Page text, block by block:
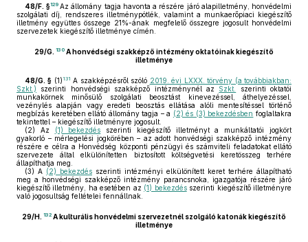
48/F. §129 Az állomány tagja havonta a részére járó alapilletmény, honvédelmi
szolgálati díj, rendszeres illetménypótlék, valamint a munkaerőpiaci kiegészítő
illetmény együttes összege 21%-ának megfelelő összegre jogosult honvédelmi
szervezetek kiegészítő illetménye címén.
29/G. 130 A honvédségi szakképző intézmény oktatóinak kiegészítő
illetménye
48/G. § (1) 131 A szakképzésről szóló 2019. évi LXXX. törvény (a továbbiakban:
Szkt.) szerinti honvédségi szakképző intézménynél az Szkt.
szerinti oktatói
munkakörnek minősülő szolgálati beosztást kinevezéssel, áthelyezéssel,
vezénylés alapján vagy eredeti beosztás ellátása alóli mentesítéssel történő
megbízás keretében ellátó állomány tagja – a (2) és (3) bekezdésben foglaltakra
tekintettel – kiegészítő illetményre jogosult.
(2) Az (1) bekezdés szerinti kiegészítő illetményt a munkáltatói jogkört
gyakorló – mérlegelési jogkörében – az adott honvédségi szakképző intézmény
részére e célra a Honvédség központi pénzügyi és számviteli feladatokat ellátó
szervezete által elkülönítetten biztosított költségvetési keretösszeg terhére
állapíthatja meg.
(3) A (2) bekezdés szerinti intézményi elkülönített keret terhére állapítható
meg a honvédségi szakképző intézmény parancsnoka, igazgatója részére járó
kiegészítő illetmény, ha esetében az (1) bekezdésszerinti kiegészítő illetményre
való jogosultság feltételei fennállnak.
29/H. 132 A kulturális honvédelmi szervezetnél szolgáló katonák kiegészítő
illetménye